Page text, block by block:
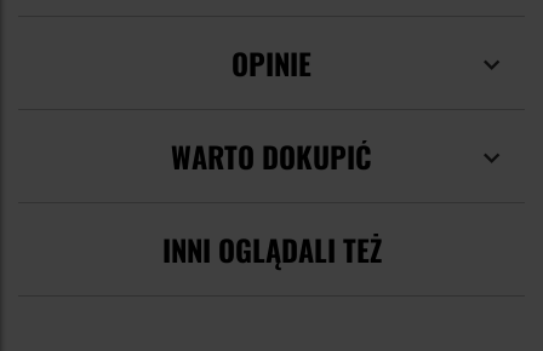
OPINIE
WARTO DOKUPIĆ
INNI OGLĄDALI TEŻ